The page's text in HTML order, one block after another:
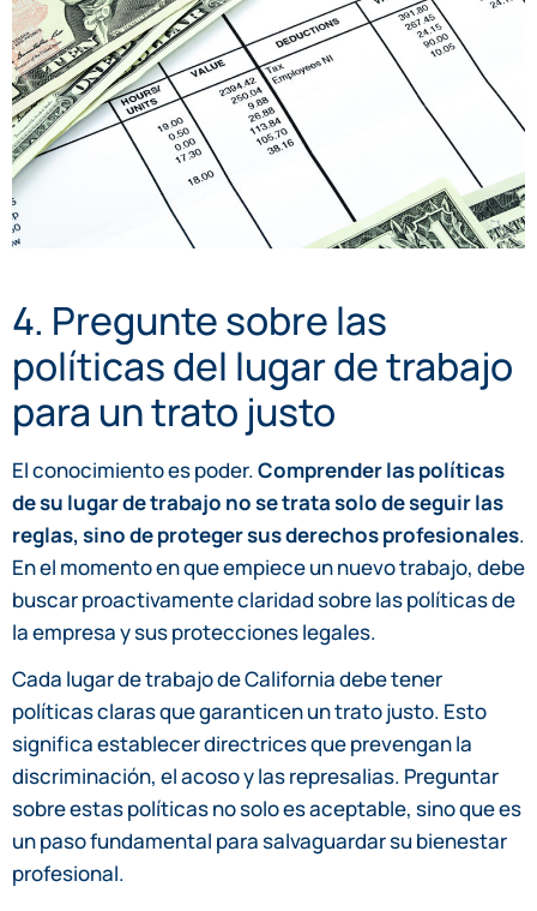
4. Pregunte sobre las
políticas del lugar de trabajo
para un trato justo
El conocimiento es poder.Comprender las políticas
de su lugar de trabajo no se trata solo de seguir las
reglas, sino de proteger sus derechos profesionales.
En el momento en que empiece un nuevo trabajo, debe
buscar proactivamente claridad sobre las políticas de
la empresa y sus protecciones legales.
Cada lugar de trabajo de California debe tener
políticas claras que garanticen un trato justo. Esto
significa establecer directrices que prevengan la
discriminación, el acoso y las represalias. Preguntar
sobre estas políticas no solo es aceptable, sino que es
un paso fundamental para salvaguardar su bienestar
profesional.